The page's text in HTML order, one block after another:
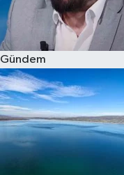
Gündem
Spor
Burç Yorumları
Çocuk
Eğitim